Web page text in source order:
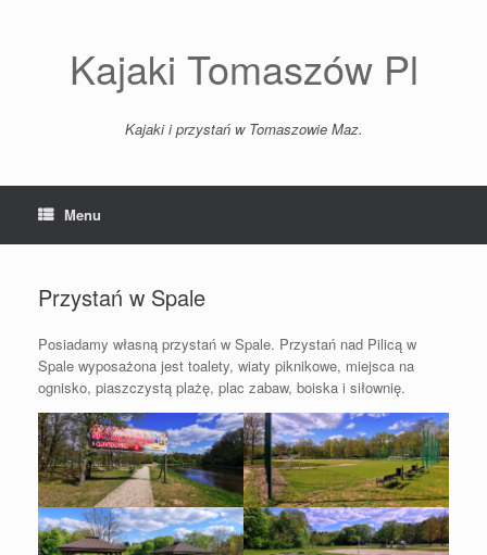
Kajaki Tomaszów Pl
Kajaki i przystań w Tomaszowie Maz.
Menu
Przystań w Spale
Posiadamy własną przystań w Spale. Przystań nad Pilicą w
Spale wyposażona jest toalety, wiaty piknikowe, miejsca na
ognisko, piaszczystą plażę, plac zabaw, boiska i siłownię.